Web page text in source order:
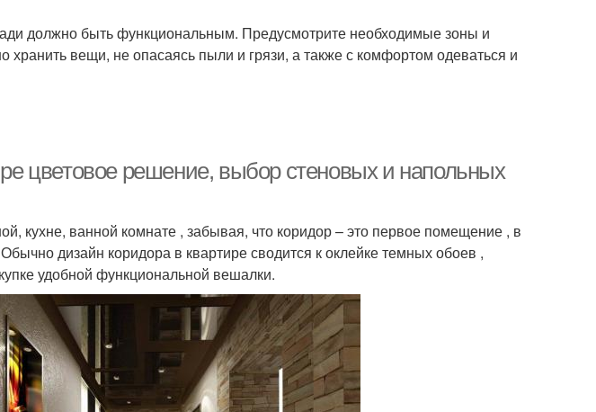
должно быть функциональным. Предусмотрите необходимые зоны и
хранить вещи, не опасаясь пыли и грязи, а также с комфортом одеваться и
цветовое решение, выбор стеновых и напольных
кухне, ванной комнате , забывая, что коридор – это первое помещение , в
дизайн коридора в квартире сводится к оклейке темных обоев ,
удобной функциональной вешалки.